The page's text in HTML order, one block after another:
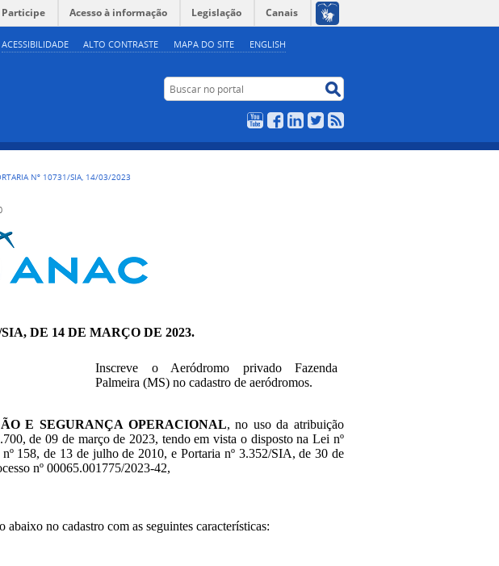
ACESSIBILIDADE ALTO CONTRASTE MAPA DO SITE ENGLISH
Participe Acesso à informação Legislação Canais
Buscar no portal
YouTubeFacebookLinkedIn
Twitter
Nº 10731/SIA, 14/03/2023
DE 14 DE MARÇO DE 2023.
Inscreve o Aeródromo privado Fazenda
Palmeira (MS) no cadastro de aeródromos.
E SEGURANÇA OPERACIONAL, no uso da atribuição
de 09 de março de 2023, tendo em vista o disposto na Lei nº
158, de 13 de julho de 2010, e Portaria nº 3.352/SIA, de 30 de
nº 00065.001775/2023-42,
no cadastro com as seguintes características: